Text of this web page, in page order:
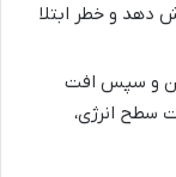
دهد و خطر ابتلا
و سپس افت
سطح انرژی،